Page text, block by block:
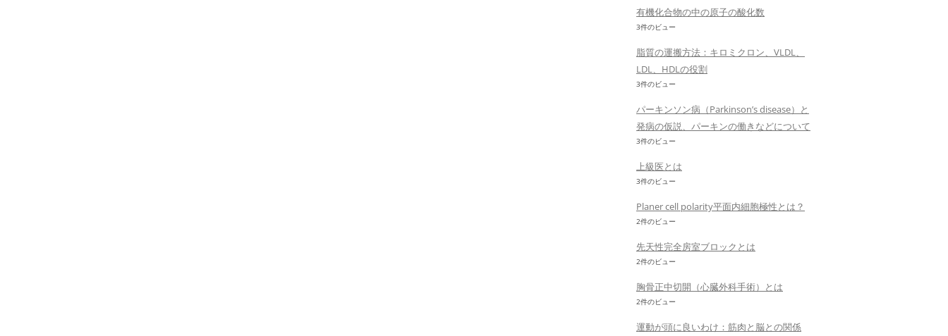
有機化合物の中の原子の酸化数
3件のビュー
脂質の運搬方法：キロミクロン、VLDL、
LDL、HDLの役割
3件のビュー
パーキンソン病（Parkinson’s disease）と
発病の仮説、パーキンの働きなどについて
3件のビュー
上級医とは
3件のビュー
Planer cell polarity平面内細胞極性とは？
2件のビュー
先天性完全房室ブロックとは
2件のビュー
胸骨正中切開（心臓外科手術）とは
2件のビュー
運動が頭に良いわけ：筋肉と脳との関係